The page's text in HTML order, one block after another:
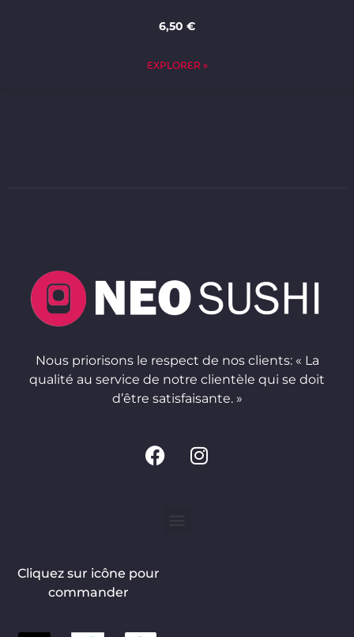
6,50 €
EXPLORER »
Nous priorisons le respect de nos clients: « La
qualité au service de notre clientèle qui se doit
d’être satisfaisante. »
Cliquez sur icône pour
commander